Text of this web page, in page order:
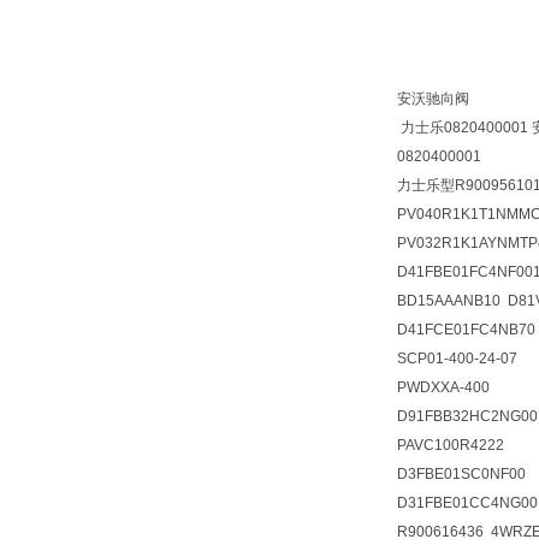
安沃驰向阀
力士乐0820400001
0820400001
力士乐型
BD15AAANB10
D41FCE01FC4NB70
SCP01-400-24-07
PWDXXA-400
D91FBB32HC2NG00
PAVC100R4222
D3FBE01SC0NF00
D31FBE01CC4NG00
R900616436